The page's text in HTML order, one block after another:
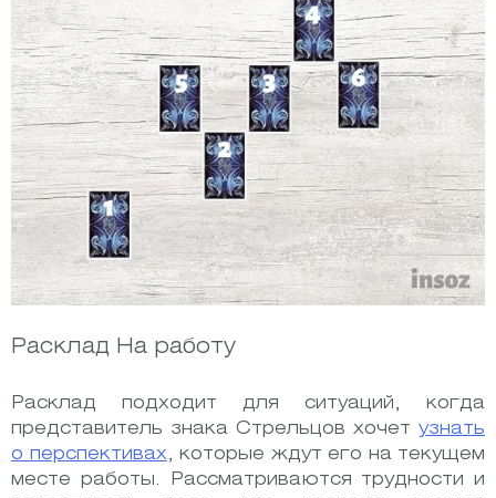
Расклад На работу
Расклад подходит для ситуаций, когда
представитель знака Стрельцов хочет узнать
о перспективах, которые ждут его на текущем
месте работы. Рассматриваются трудности и